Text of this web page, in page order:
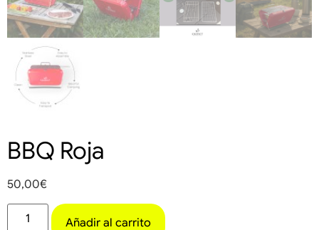
BBQ Roja
50,00€
Añadir al carrito